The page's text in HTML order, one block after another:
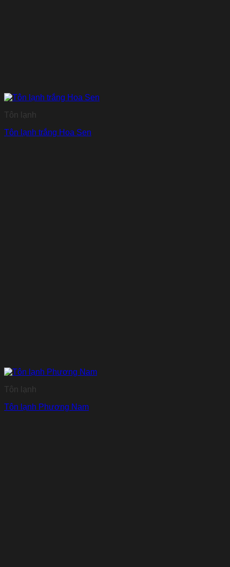
Tôn lạnh
Tôn lạnh trắng Hoa Sen
Tôn lạnh
Tôn lạnh Phương Nam